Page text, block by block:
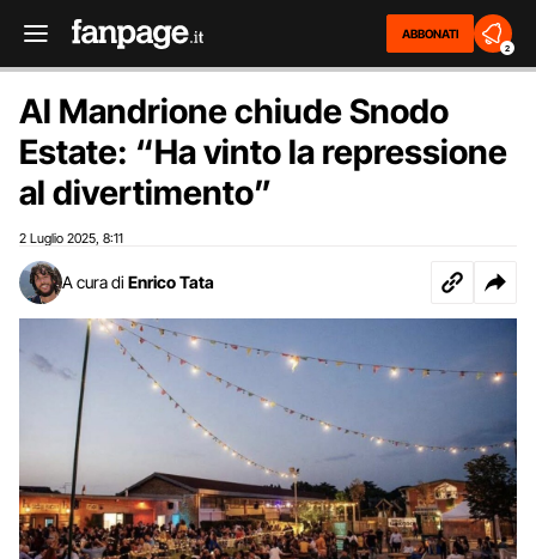
ABBONATI
2
Al Mandrione chiude Snodo
Estate: “Ha vinto la repressione
al divertimento”
2 Luglio 2025 8:11
A cura di Enrico Tata